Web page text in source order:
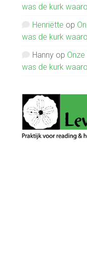
was de kurk
Henriëtte op
was de kurk
Hanny op
was de kurk